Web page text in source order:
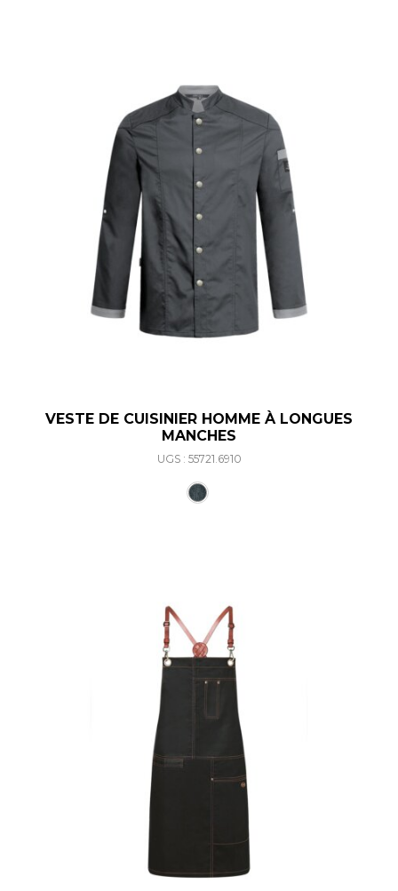
VESTE DE CUISINIER HOMME À LONGUES
MANCHES
UGS : 55721.6910